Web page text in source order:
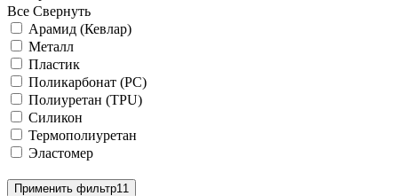
Все Свернуть
Арамид (Кевлар)
Металл
Пластик
Поликарбонат (PC)
Полиуретан (TPU)
Силикон
Термополиуретан
Эластомер
Применить фильтр11